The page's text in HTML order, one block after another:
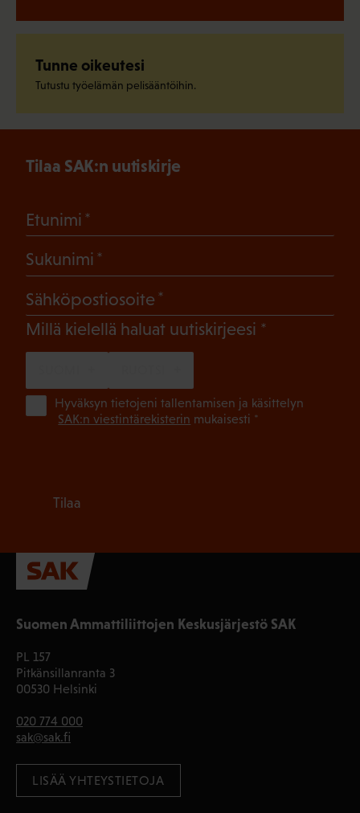
Tunne oikeutesi
Tutustu työelämän pelisääntöihin.
Suomen Ammattiliittojen Keskusjärjestö SAK
PL 157
Pitkänsillanranta 3
00530 Helsinki
020 774 000
sak@sak.fi
LISÄÄ YHTEYSTIETOJA
Tilaa SAK:n uutiskirje
Etunimi
Sukunimi
Sähköpostiosoite
Millä kielellä haluat uutiskirjeesi (Pakollinen)
Hyväksyn tietojeni tallentamisen ja käsittelyn
SAK:n viestintärekisterin mukaisesti *
Tilaa